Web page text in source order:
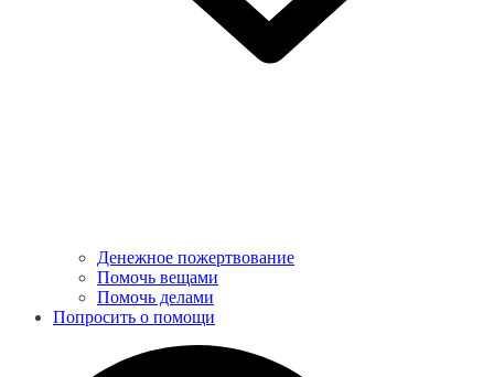
Денежное пожертвование
Помочь вещами
Помочь делами
Попросить о помощи